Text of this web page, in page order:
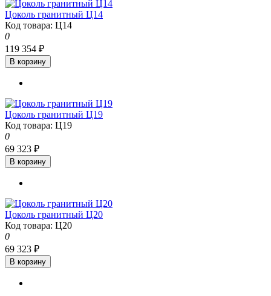
Цоколь гранитный Ц14
Код товара: Ц14
0
119 354 ₽
В корзину
Цоколь гранитный Ц19
Код товара: Ц19
0
69 323 ₽
В корзину
Цоколь гранитный Ц20
Код товара: Ц20
0
69 323 ₽
В корзину